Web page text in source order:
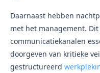
Daarnaast hebben
met het management.
communicatiekanalen
doorgeven van kritieke
gestructureerd